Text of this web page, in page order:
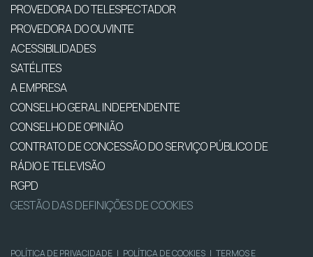
PROVEDORA DO TELESPECTADOR
PROVEDORA DO OUVINTE
ACESSIBILIDADES
SATÉLITES
A EMPRESA
CONSELHO GERAL INDEPENDENTE
CONSELHO DE OPINIÃO
CONTRATO DE CONCESSÃO DO SERVIÇO PÚBLICO DE
RÁDIO E TELEVISÃO
RGPD
GESTÃO DAS DEFINIÇÕES DE COOKIES
POLÍTICA DE PRIVACIDADE | POLÍTICA DE COOKIES | TERMOS E